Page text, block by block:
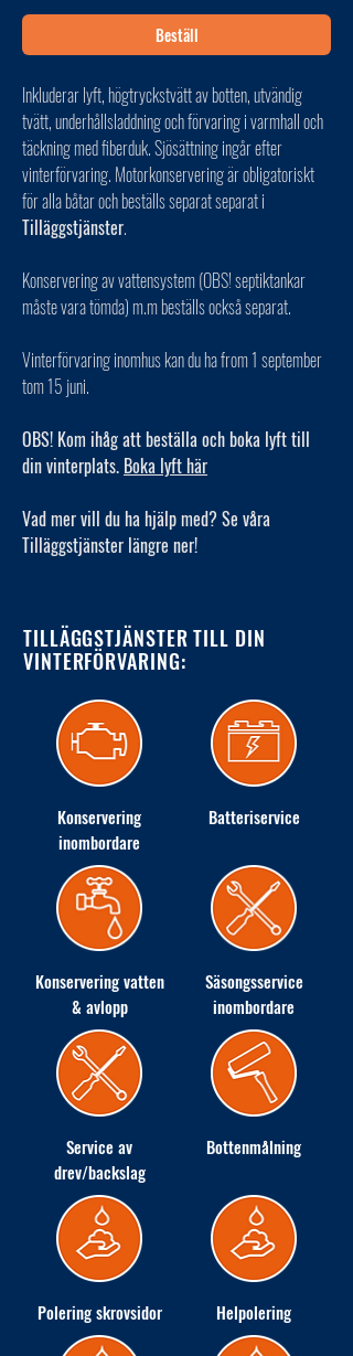
Beställ
Inkluderar lyft, högtryckstvätt av botten, utvändig
tvätt, underhållsladdning och förvaring i varmhall och
täckning med fiberduk. Sjösättning ingår efter
vinterförvaring. Motorkonservering är obligatoriskt
för alla båtar och beställs separat separat i
Tilläggstjänster.
Konservering av vattensystem (OBS! septiktankar
måste vara tömda) m.m beställs också separat.
Vinterförvaring inomhus kan du ha from 1 september
tom 15 juni.
OBS! Kom ihåg att beställa och boka lyft till
din vinterplats. Boka lyft här
Vad mer vill du ha hjälp med? Se våra
Tilläggstjänster längre ner!
TILLÄGGSTJÄNSTER TILL DIN
VINTERFÖRVARING:
Konservering
inombordare
Batteriservice
Konservering vatten
& avlopp
Säsongsservice
inombordare
Service av
drev/backslag
Bottenmålning
Polering skrovsidor Helpolering